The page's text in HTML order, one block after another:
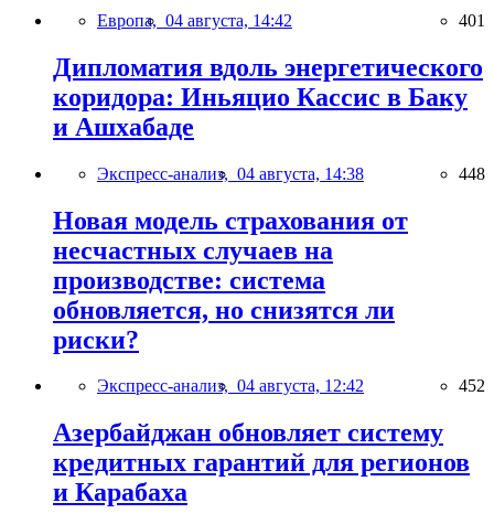
Европа, 04 августа, 14:42 401
Дипломатия вдоль энергетического
коридора: Иньяцио Кассис в Баку
и Ашхабаде
Экспресс-анализ, 04 августа, 14:38 448
Новая модель страхования от
несчастных случаев на
производстве: система
обновляется, но снизятся ли
риски?
Экспресс-анализ, 04 августа, 12:42 452
Азербайджан обновляет систему
кредитных гарантий для регионов
и Карабаха